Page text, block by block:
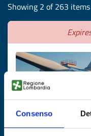
Consenso
Showing 2 of 263 items